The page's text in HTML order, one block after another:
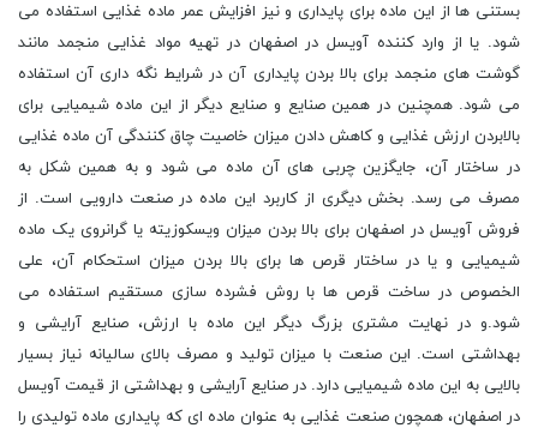
بستنی ها از این ماده برای پایداری و نیز افزایش عمر ماده غذایی استفاده می
شود. یا از وارد کننده آویسل در اصفهان در تهیه مواد غذایی منجمد مانند
گوشت های منجمد برای بالا بردن پایداری آن در شرایط نگه ‌داری آن استفاده
می‌ شود. همچنین در همین صنایع و صنایع دیگر از این ماده‌ شیمیایی برای
بالابردن ارزش غذایی و کاهش دادن میزان خاصیت چاق‌ کنندگی آن ماده‌ غذایی
در ساختار آن، جایگزین چربی ‌های آن ماده می ‌شود و به همین شکل به
مصرف می ‌رسد. بخش دیگری از کاربرد این ماده در صنعت دارویی است. از
فروش آویسل در اصفهان برای بالا بردن میزان ویسکوزیته یا گرانروی یک ماده
شیمیایی و یا در ساختار قرص‌ ها برای بالا بردن میزان استحکام آن، علی
الخصوص در ساخت قرص ‌ها با روش فشرده ‌سازی مستقیم استفاده می‌
شود.و در نهایت مشتری بزرگ دیگر این ماده‌ با ارزش، صنایع آرایشی و
بهداشتی است. این صنعت با میزان تولید و مصرف بالای سالیانه نیاز بسیار
بالایی به این ماده شیمیایی دارد. در صنایع آرایشی و بهداشتی از قیمت آویسل
در اصفهان، همچون صنعت غذایی به عنوان ماده ‌ای که پایداری ماده تولیدی را